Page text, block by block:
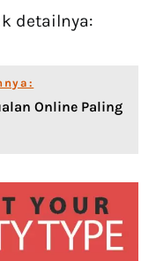
detailnya:
Online Paling